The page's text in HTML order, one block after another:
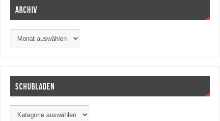
Archiv
Schubladen